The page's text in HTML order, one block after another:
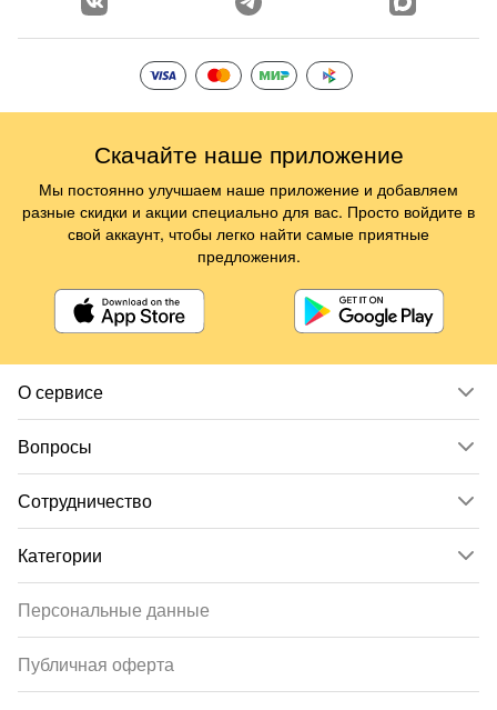
О сервисе
Вопросы
Сотрудничество
Категории
Персональные данные
Публичная оферта
Скачайте наше приложение
Мы постоянно улучшаем наше приложение и добавляем
разные скидки и акции специально для вас. Просто войдите в
свой аккаунт, чтобы легко найти самые приятные
предложения.